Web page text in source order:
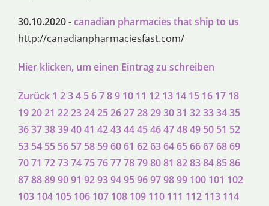
30.10.2020-canadian pharmacies that ship to us
http://canadianpharmaciesfast.com/
Hier klicken, um einen Eintrag zu schreiben
Zurück 1 234 56789 10 11 12 13 14 15 16 17 18
192021 22232425262728293031 32333435
363738394041 4243444546474849 50 51 52
53 54 55 56 57 58 596061 6263646566676869
7071 72737475767778798081 8283848586
8788899091 9293949596979899 100 101 102
103 104 105 106 107 108 109 110 111 112 113 114